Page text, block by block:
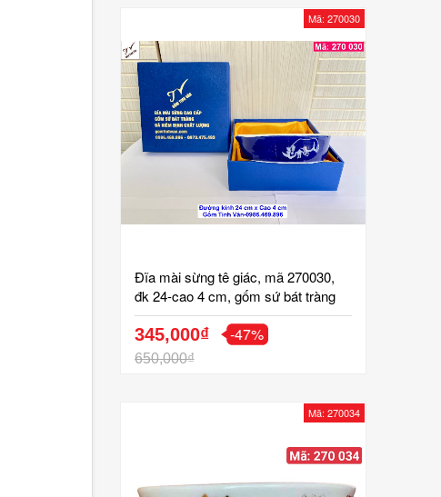
Mã: 270030
Đĩa mài sừng tê giác, mã 270030,
đk 24-cao 4 cm, gốm sứ bát tràng
tinh vân cao cấp
345,000₫
650,000₫
-47%
Mã: 270034